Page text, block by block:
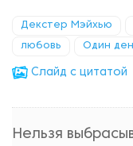
Декстер Мэйхью
любовь Один
Cлайд с цитатой
Нельзя